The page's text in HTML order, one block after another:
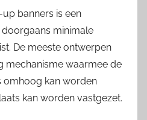
banners is een
minimale
De meeste ontwerpen
mechanisme waarmee de
omhoog kan worden
kan worden vastgezet.